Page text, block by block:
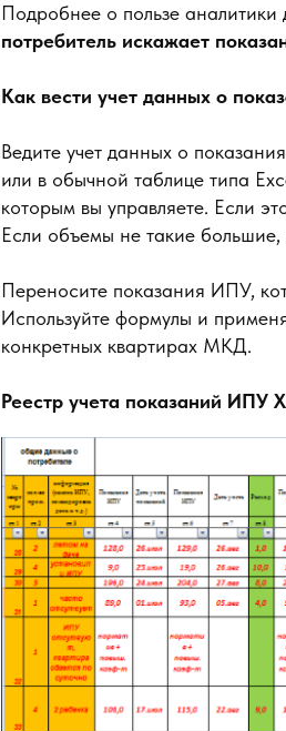
Подробнее о пользе
потребитель искажает
Как вести учет данных о
Ведите учет данных о
или в обычной таблице типа
которым вы управляете. Если
Если объемы не такие большие,
Переносите показания ИПУ,
Используйте формулы и
конкретных квартирах МКД.
Реестр учета показаний ИПУ